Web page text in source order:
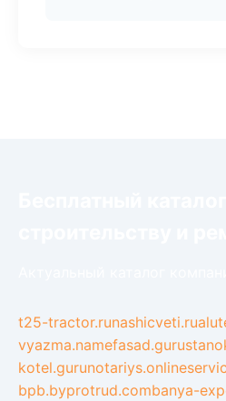
t25-tractor.runashicveti.ru
vyazma.namefasad.guru
kotel.gurunotariys.online
bpb.byprotrud.combanya-